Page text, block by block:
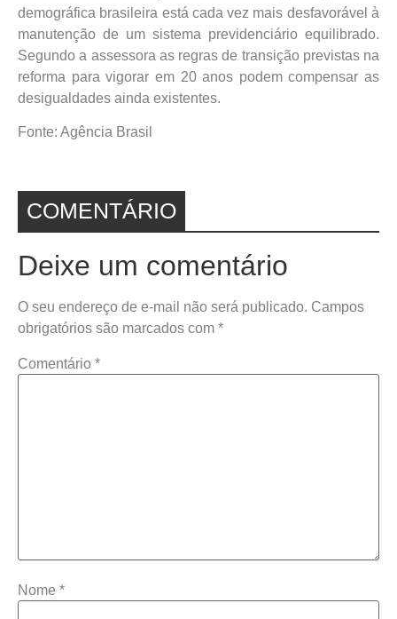
demográfica brasileira está cada vez mais desfavorável à
manutenção de um sistema previdenciário equilibrado.
Segundo a assessora as regras de transição previstas na
reforma para vigorar em 20 anos podem compensar as
desigualdades ainda existentes.
Fonte: Agência Brasil
COMENTÁRIO
Deixe um comentário
O seu endereço de e-mail não será publicado. Campos
obrigatórios são marcados com *
Comentário *
Nome *